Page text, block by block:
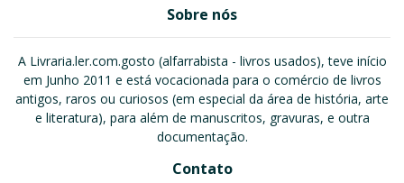
Sobre nós
A Livraria.ler.com.gosto (alfarrabista - livros usados), teve início
em Junho 2011 e está vocacionada para o comércio de livros
antigos, raros ou curiosos (em especial da área de história, arte
e literatura), para além de manuscritos, gravuras, e outra
documentação.
Contato